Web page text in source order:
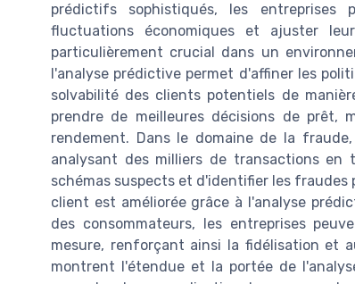
prédictifs sophistiqués, les entreprises
fluctuations économiques et ajuster
particulièrement crucial dans un
l'analyse prédictive permet d'affiner les
solvabilité des clients potentiels de
prendre de meilleures décisions de
rendement. Dans le domaine de la
analysant des milliers de transactions en
schémas suspects et d'identifier les
client est améliorée grâce à l'analyse
des consommateurs, les entreprises
mesure, renforçant ainsi la fidélisation et
montrent l'étendue et la portée de